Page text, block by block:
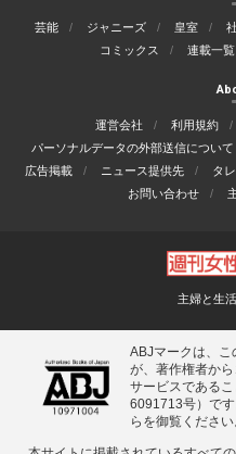
芸能 ジャニーズ 皇室
コミックス
連載一覧
運営会社 利用規約
パーソナルデータの外部送信について
広告掲載
ニュース提供先 タ
お問い合わせ
主婦と生
ABJマークは、こ
が、著作権者か
サービスである
6091713号）で
らを御覧ください